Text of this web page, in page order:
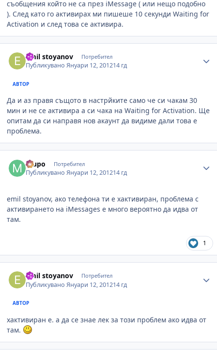
съобщения който не са през iMessage ( или нещо подобно
). След като го активирах ми пишеше 10 секунди Waiting for
Activation и след това се активира.
emil stoyanov Потребител
ПубликуваноЯнуари 12, 201214 гд
АВТОР
Да и аз правя същото в настрйките само че си чакам 30
мин и не се активира а си чака на Waiting for Activation. Ще
опитам да си направя нов акаунт да видиме дали това е
проблема.
mupo Потребител
ПубликуваноЯнуари 12, 201214 гд
emil stoyanov, ако телефона ти е хактивиран, проблема с
активирането на iMessages е много вероятно да идва от
там.
1
emil stoyanov Потребител
ПубликуваноЯнуари 12, 201214 гд
АВТОР
хактивиран е. а да се знае лек за този проблем ако идва от
там.